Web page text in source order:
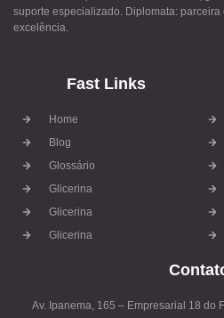
suporte especializado. Diplomata:
excelência.
Fast Links
Home
Blog
Glossário
Glicerina
Glicerina
Glicerina
Av. Ipanema, 165 – Empresarial 18 do